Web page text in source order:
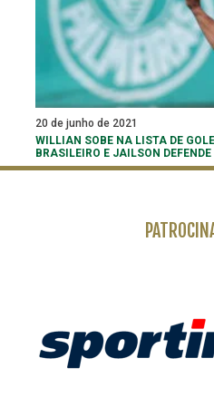
20 de junho de 2021
WILLIAN SOBE NA LISTA DE
BRASILEIRO E JAILSON